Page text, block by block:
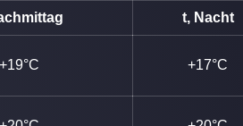
t, Nacht
+19°C +17°C